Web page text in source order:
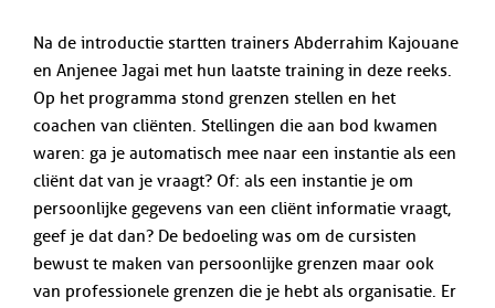
Na de introductie startten trainers Abderrahim Kajouane
en Anjenee Jagai met hun laatste training in deze reeks.
Op het programma stond grenzen stellen en het
coachen van cliënten. Stellingen die aan bod kwamen
waren: ga je automatisch mee naar een instantie als een
cliënt dat van je vraagt? Of: als een instantie je om
persoonlijke gegevens van een cliënt informatie vraagt,
geef je dat dan? De bedoeling was om de cursisten
bewust te maken van persoonlijke grenzen maar ook
van professionele grenzen die je hebt als organisatie. Er